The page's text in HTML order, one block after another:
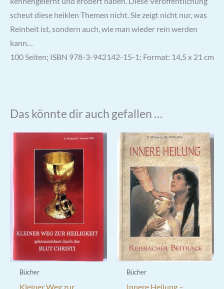
scheut diese heiklen Themen nicht. Sie zeigt nicht nur, was
Reinheit ist, sondern auch, wie man wieder rein werden
kann…
100 Seiten; ISBN 978-3-942142-15-1; Format: 14,5 x 21 cm
Das könnte dir auch gefallen …
Bücher
Kleiner Weg zur
Bücher
Innere Heilung –